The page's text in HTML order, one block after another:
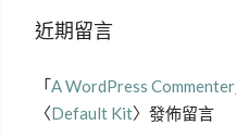
近期留言
「A WordPress Commenter
〈Default Kit〉發佈留言